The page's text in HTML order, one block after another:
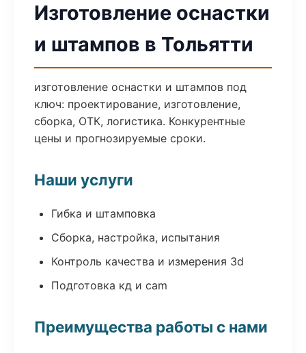
Изготовление оснастки
и штампов в Тольятти
изготовление оснастки и штампов под
ключ: проектирование, изготовление,
сборка, ОТК, логистика. Конкурентные
цены и прогнозируемые сроки.
Наши услуги
Гибка и штамповка
Сборка, настройка, испытания
Контроль качества и измерения 3d
Подготовка кд и cam
Преимущества работы с нами